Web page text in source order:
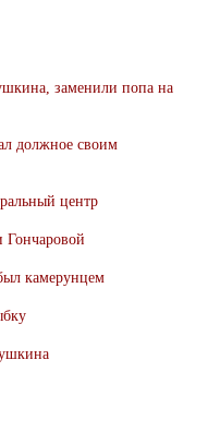
заменили попа на
должное своим
центр
камерунцем